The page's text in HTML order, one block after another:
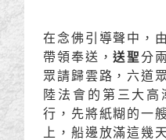
在念佛引導聲中，
帶領奉送，送聖分
眾請歸雲路，六道
陸法會的第三大
行，先將紙糊的一
上，船邊放滿這幾